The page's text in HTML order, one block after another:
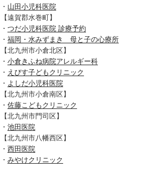
・ 山田小児科医院
【遠賀郡水巻町】
・ つだ小児科医院 診療予約
・ 福岡・水みずまき 母と子の心療所
【北九州市小倉北区】
・ 小倉きふね病院アレルギー科
・ えびす子どもクリニック
・ よしだ小児科医院
【北九州市小倉南区】
・ 佐藤こどもクリニック
【北九州市門司区】
・ 池田医院
【北九州市八幡西区】
・ 西田医院
・ みやけクリニック